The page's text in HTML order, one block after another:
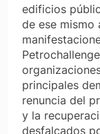
edificios
de ese mismo
principales
renuncia del
y la
desfalcados